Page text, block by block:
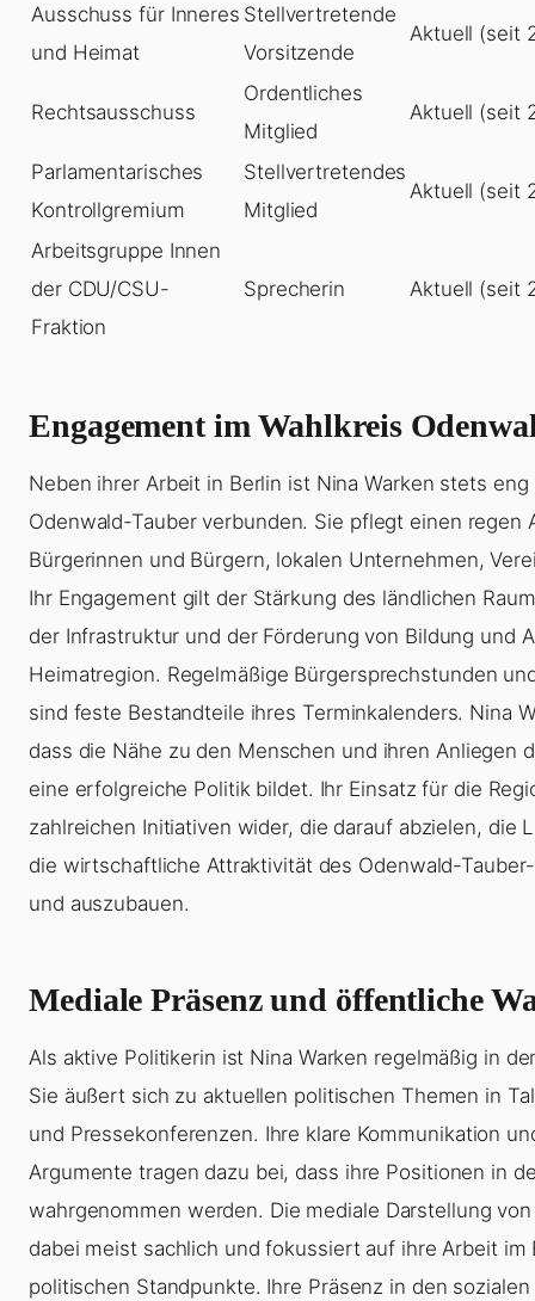
Ausschuss für Inneres
und Heimat
Stellvertretende
Vorsitzende
Aktuell (seit
Rechtsausschuss
Ordentliches
Mitglied
Aktuell (seit
Parlamentarisches
Kontrollgremium
Stellvertretendes
Mitglied
Aktuell (seit
Arbeitsgruppe Innen
der CDU/CSU-
Fraktion
Sprecherin Aktuell (seit
Engagement im Wahlkreis
Neben ihrer Arbeit in Berlin ist Nina Warken stets
Odenwald-Tauber verbunden. Sie pflegt einen regen
Bürgerinnen und Bürgern, lokalen Unternehmen,
Ihr Engagement gilt der Stärkung des ländlichen
der Infrastruktur und der Förderung von Bildung und
Heimatregion. Regelmäßige Bürgersprechstunden
sind feste Bestandteile ihres Terminkalenders. Nina
dass die Nähe zu den Menschen und ihren Anliegen
eine erfolgreiche Politik bildet. Ihr Einsatz für die
zahlreichen Initiativen wider, die darauf abzielen, die
die wirtschaftliche Attraktivität des Odenwald-
und auszubauen.
Mediale Präsenz und öffentliche
Als aktive Politikerin ist Nina Warken regelmäßig in
Sie äußert sich zu aktuellen politischen Themen in
und Pressekonferenzen. Ihre klare Kommunikation
Argumente tragen dazu bei, dass ihre Positionen in
wahrgenommen werden. Die mediale Darstellung
dabei meist sachlich und fokussiert auf ihre Arbeit im
politischen Standpunkte. Ihre Präsenz in den